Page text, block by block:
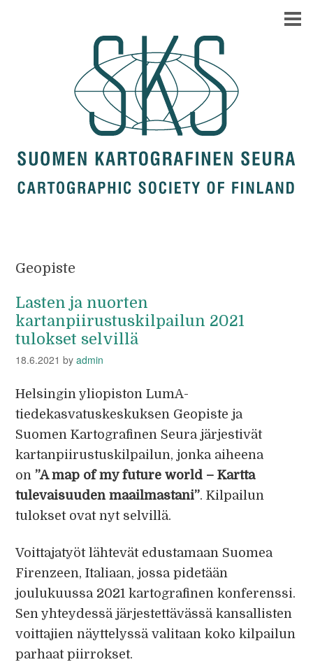
Geopiste
Lasten ja nuorten
kartanpiirustuskilpailun 2021
tulokset selvillä
18.6.2021 byadmin
Helsingin yliopiston LumA-
tiedekasvatuskeskuksen Geopiste ja
Suomen Kartografinen Seura järjestivät
kartanpiirustuskilpailun, jonka aiheena
on ”A map of my future world – Kartta
tulevaisuuden maailmastani”. Kilpailun
tulokset ovat nyt selvillä.
Voittajatyöt lähtevät edustamaan Suomea
Firenzeen, Italiaan, jossa pidetään
joulukuussa 2021 kartografinen konferenssi.
Sen yhteydessä järjestettävässä kansallisten
voittajien näyttelyssä valitaan koko kilpailun
parhaat piirrokset.